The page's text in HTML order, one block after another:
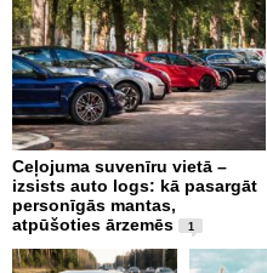
Ceļojuma suvenīru vietā –
izsists auto logs: kā pasargāt
personīgās mantas,
atpūšoties ārzemēs
1